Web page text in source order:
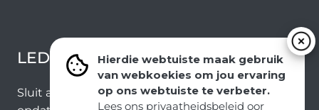
Hierdie webtuiste maak gebruik
van webkoekies om jou ervaring
op ons webtuiste te verbeter.
Lees ons privaatheidsbeleid oor
LEDEVOORDELE NUUSBRIEF
Sluit aan by ons e-poslys om die nuutste nuus en